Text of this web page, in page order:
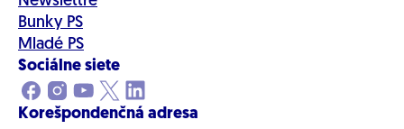
Bunky PS
Mladé PS
Sociálne siete
Korešpondenčná adresa